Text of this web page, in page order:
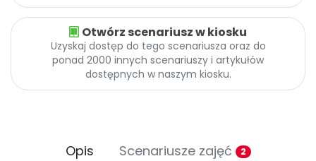
Otwórz scenariusz w kiosku
Uzyskaj dostęp do tego scenariusza oraz do
ponad 2000 innych scenariuszy i artykułów
dostępnych w naszym kiosku.
Opis Scenariusze zajęć 2